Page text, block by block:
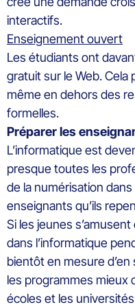
interactifs.
Enseignement ouvert
Les étudiants ont
gratuit sur le Web.
même en dehors des
formelles.
Préparer les
L’informatique est
presque toutes les
de la numérisation
enseignants qu’ils
Si les jeunes
dans l’informatique
bientôt en mesure
les programmes mieux
écoles et les